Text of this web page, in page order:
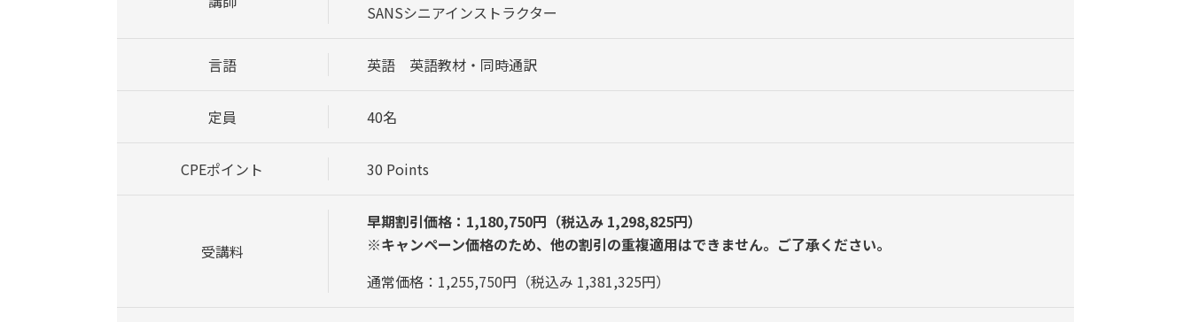
SANSシニアインストラクター
言語 英語 英語教材・同時通訳
定員 40名
CPEポイント 30 Points
受講料
早期割引価格：1,180,750円（税込み 1,298,825円）
※キャンペーン価格のため、他の割引の重複適用はできません。ご了承ください。
通常価格：1,255,750円（税込み 1,381,325円）